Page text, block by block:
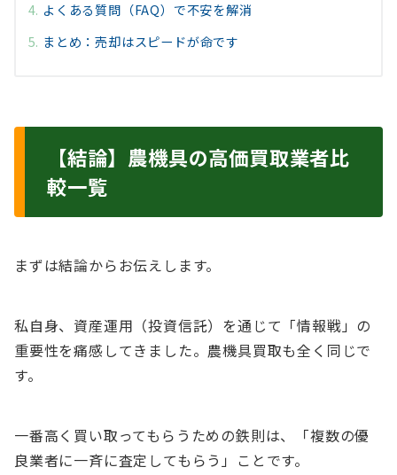
よくある質問（FAQ）で不安を解消
まとめ：売却はスピードが命です
【結論】農機具の高価買取業者比
較一覧
まずは結論からお伝えします。
私自身、資産運用（投資信託）を通じて「情報戦」の
重要性を痛感してきました。農機具買取も全く同じで
す。
一番高く買い取ってもらうための鉄則は、「複数の優
良業者に一斉に査定してもらう」ことです。